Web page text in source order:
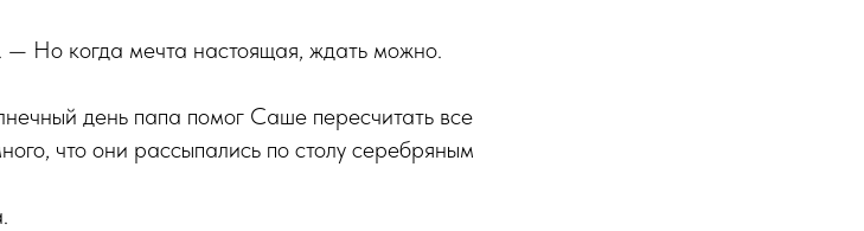
Но когда мечта настоящая, ждать можно.
день папа помог Саше пересчитать все
что они рассыпались по столу серебряным